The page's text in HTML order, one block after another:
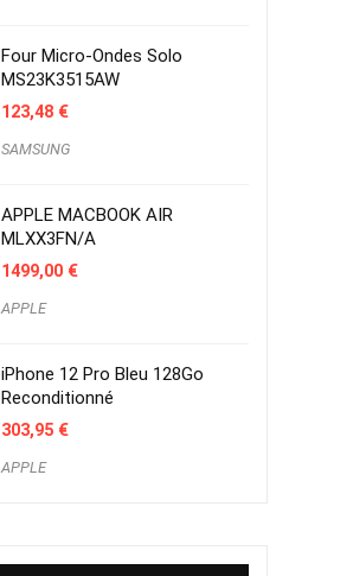
Four Micro-Ondes Solo
MS23K3515AW
123,48 €
SAMSUNG
APPLE MACBOOK AIR
MLXX3FN/A
1499,00 €
APPLE
iPhone 12 Pro Bleu 128Go
Reconditionné
303,95 €
APPLE